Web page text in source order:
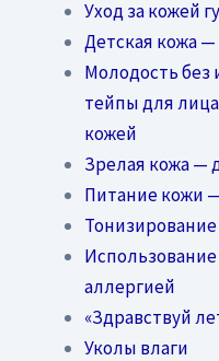
Уход за кожей
Детская кожа
Молодость без
тейпы для
кожей
Зрелая кожа —
Питание кожи
аллергией
«Здравствуй
Уколы влаги